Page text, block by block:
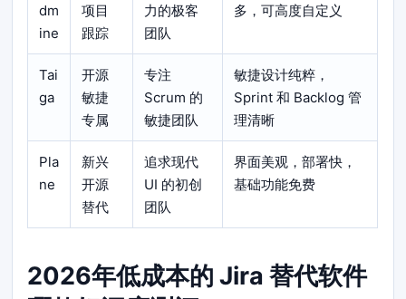
dm
ine
项目
跟踪
力的极客
团队
多，可高度自定义
Tai
ga
开源
敏捷
专属
专注
Scrum 的
敏捷团队
敏捷设计纯粹，
Sprint 和 Backlog 管
理清晰
Pla
ne
新兴
开源
替代
追求现代
UI 的初创
团队
界面美观，部署快，
基础功能免费
2026年低成本的 Jira 替代软件